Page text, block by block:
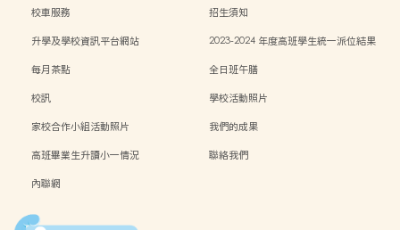
校車服務
招生須知
升學及學校資訊平台網站
2023-2024 年度高班學生統一派位結果
每月茶點
全日班午膳
校訊
學校活動照片
家校合作小組活動照片
我們的成果
高班畢業生升讀小一情況
聯絡我們
內聯網